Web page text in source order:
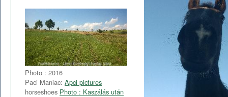
Photo : 2016
Paci Maniac: Apci pictures
horseshoes Photo : Kaszálás után